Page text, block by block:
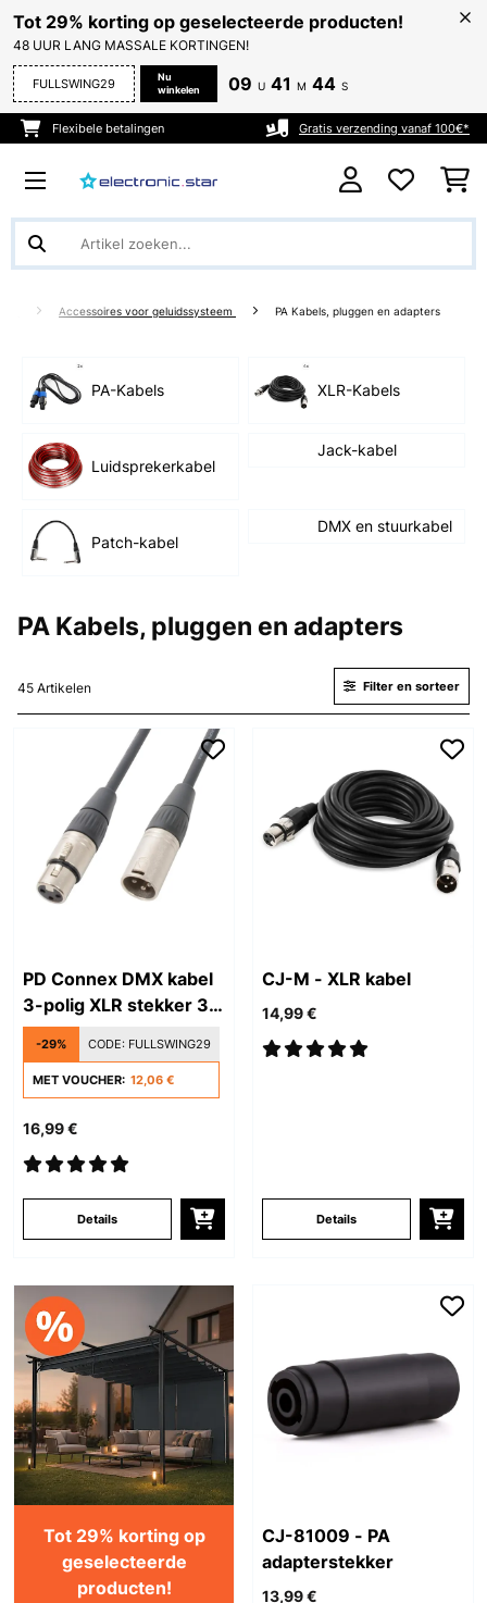
Tot 29% korting op geselecteerde producten!
48 UUR LANG MASSALE KORTINGEN!
FULLSWING29
Nu
winkelen
09 U 41 M 43 S
Flexibele betalingen Gratis verzending vanaf 100€*
Accessoires voor geluidssysteem PA Kabels, pluggen en adapters
PA-Kabels XLR-Kabels
Luidsprekerkabel
Jack-kabel
Patch-kabel
DMX en stuurkabel
PA Kabels, pluggen en adapters
45 Artikelen Filter en sorteer
PD Connex DMX kabel
3-polig XLR stekker 3
m
-29% CODE: FULLSWING29
MET VOUCHER: 12,06 €
16,99 €
Details
CJ-M - XLR kabel
14,99 €
Details
Tot 29% korting op
geselecteerde
producten!
CJ-81009 - PA
adapterstekker
13,99 €